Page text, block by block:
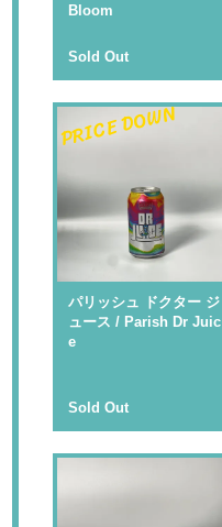
Bloom
Sold Out
PRICE DOWN
パリッシュ ドクター ジ
ュース / Parish Dr Juic
e
Sold Out